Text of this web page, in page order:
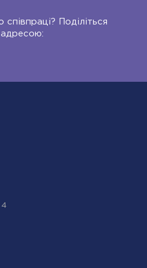
Поділіться
адресою:
4
365